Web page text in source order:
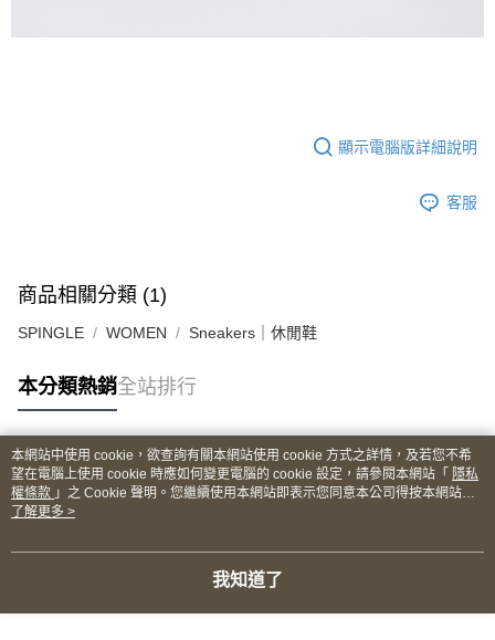
顯示電腦版詳細說明
客服
商品相關分類 (1)
SPINGLE WOMEN Sneakers｜休閒鞋
本分類熱銷全站排行
熱門標籤
本網站中使用 cookie，欲查詢有關本網站使用 cookie 方式之詳情，及若您不希
望在電腦上使用 cookie 時應如何變更電腦的 cookie 設定，請參閱本網站「 隱私
權條款 」之 Cookie 聲明。您繼續使用本網站即表示您同意本公司得按本網站使
用條款之 Cookie 聲明使用 cookie。
了解更多 >
我知道了